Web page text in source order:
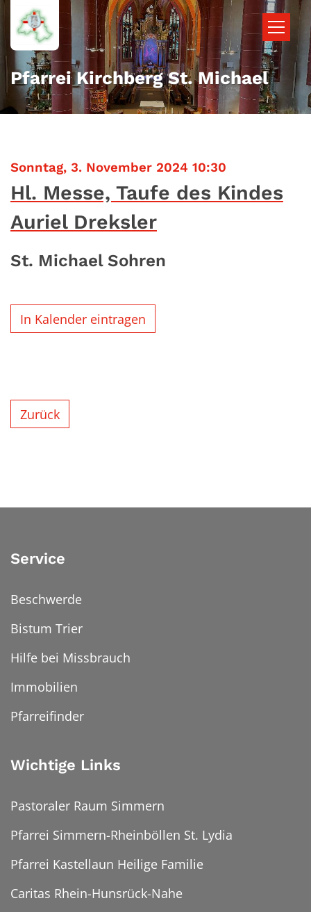
Zum Inhalt springen
Pfarrei Kirchberg St. Michael
Sonntag, 3. November 2024 10:30
Hl. Messe, Taufe des Kindes
Auriel Dreksler
St. Michael Sohren
In Kalender eintragen
Zurück
Service
Beschwerde
Bistum Trier
Hilfe bei Missbrauch
Immobilien
Pfarreifinder
Wichtige Links
Pastoraler Raum Simmern
Pfarrei Simmern-Rheinböllen St. Lydia
Pfarrei Kastellaun Heilige Familie
Caritas Rhein-Hunsrück-Nahe